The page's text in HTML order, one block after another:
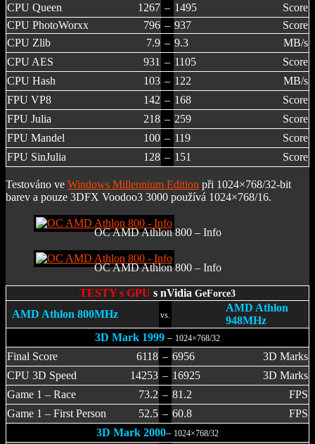
CPU Queen
1267 – 1495
Score
CPU PhotoWorxx
796 – 937
Score
CPU Zlib
7.9 – 9.3
MB/s
CPU AES
931 – 1105
Score
CPU Hash
103 – 122
MB/s
FPU VP8
142 – 168
Score
FPU Julia
218 – 259
Score
FPU Mandel
100 – 119
Score
FPU SinJulia
128 – 151 Score
Testováno ve Windows Millennium Edition při 1024×768/32-bit
barev a pouze 3DFX Voodoo3 3000 používá 1024×768/16.
OC AMD Athlon 800 – Info
OC AMD Athlon 800 – Info
TESTY s GPU s nVidia GeForce3
AMD Athlon 800MHz vs.
AMD Athlon
948MHz
3D Mark 1999 – 1024×768/32
Final Score 6118 – 6956
3D Marks
CPU 3D Speed
14253 – 16925
3D Marks
Game 1 – Race
73.2 – 81.2
FPS
Game 1 – First Person
52.5 – 60.8
FPS
3D Mark 2000– 1024×768/32